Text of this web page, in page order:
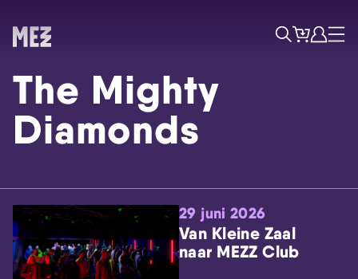
Skip navigatie
ZoekTicketsAccount
Menu
The Mighty
Diamonds
29 juni 2026
Van Kleine Zaal
naar MEZZ Club